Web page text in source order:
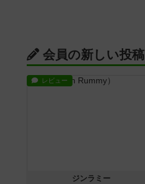
会員の新しい投稿
レビュー
ジンラミー